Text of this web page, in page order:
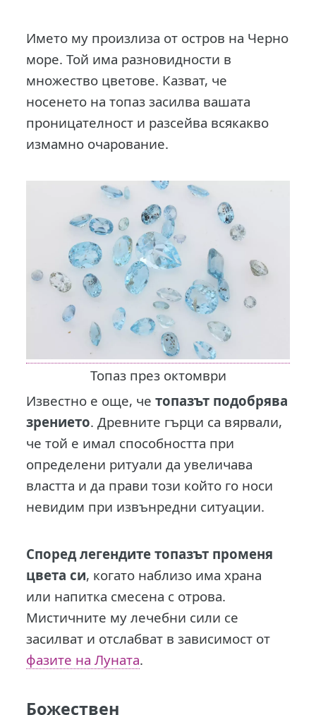
Името му произлиза от остров на Черно
море. Той има разновидности в
множество цветове. Казват, че
носенето на топаз засилва вашата
проницателност и разсейва всякакво
измамно очарование.
Топаз през октомври
Известно е още, четопазът подобрява
зрението. Древните гърци са вярвали,
че той е имал способността при
определени ритуали да увеличава
властта и да прави този който го носи
невидим при извънредни ситуации.
Според легендите топазът променя
цвета си, когато наблизо има храна
или напитка смесена с отрова.
Мистичните му лечебни сили се
засилват и отслабват в зависимост от
фазите на Луната.
Божествен